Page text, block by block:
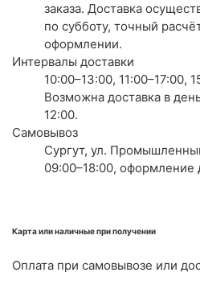
заказа. Доставка
по субботу, точный
оформлении.
Интервалы доставки
10:00–13:00, 11:00–17:00,
Возможна доставка в
12:00.
Самовывоз
Сургут, ул.
09:00–18:00, оформление
Карта или наличные при получении
Оплата при самовывозе или